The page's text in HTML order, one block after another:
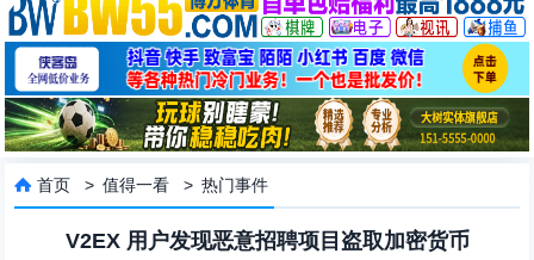
 首页 >值得一看 >热门事件
V2EX 用户发现恶意招聘项目盗取加密货币